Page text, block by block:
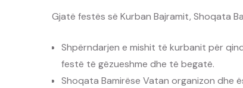
Gjatë festës së Kurban Bajramit, Shoqata
Shpërndarjen e mishit të kurbanit për
festë të gëzueshme dhe të begatë.
Shoqata Bamirëse Vatan organizon dhe